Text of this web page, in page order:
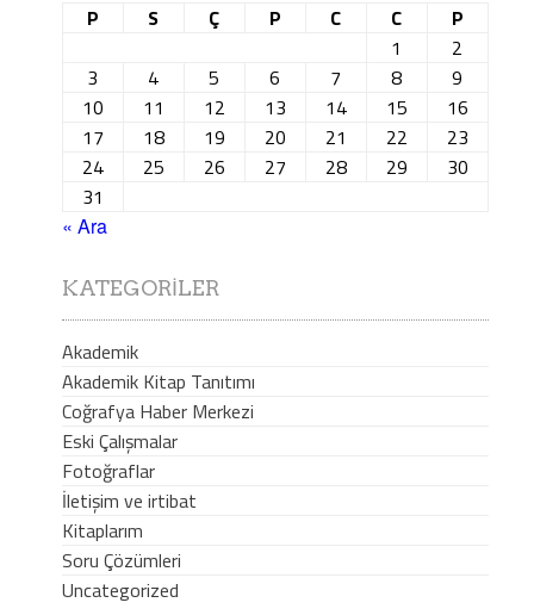
P
S Ç P C C
P
1
2
3
4 5 6 7 8
9
10
11 12 13 14 15
16
17
18 19 20 21 22
23
24
25 26 27 28 29
30
31
« Ara
KATEGORILER
Akademik
Akademik Kitap Tanıtımı
Coğrafya Haber Merkezi
Eski Çalışmalar
Fotoğraflar
İletişim ve irtibat
Kitaplarım
Soru Çözümleri
Uncategorized